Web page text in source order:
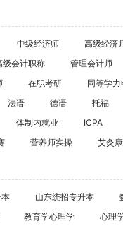
留学语培
海外留学
GMAT
中级经济师 高级经济
级会计职称 管理会计师
在职考研 同等学力
法语 德语 托福
体制内就业 ICPA
营养师实操 艾灸
山东统招专升本
教育学心理学 心理